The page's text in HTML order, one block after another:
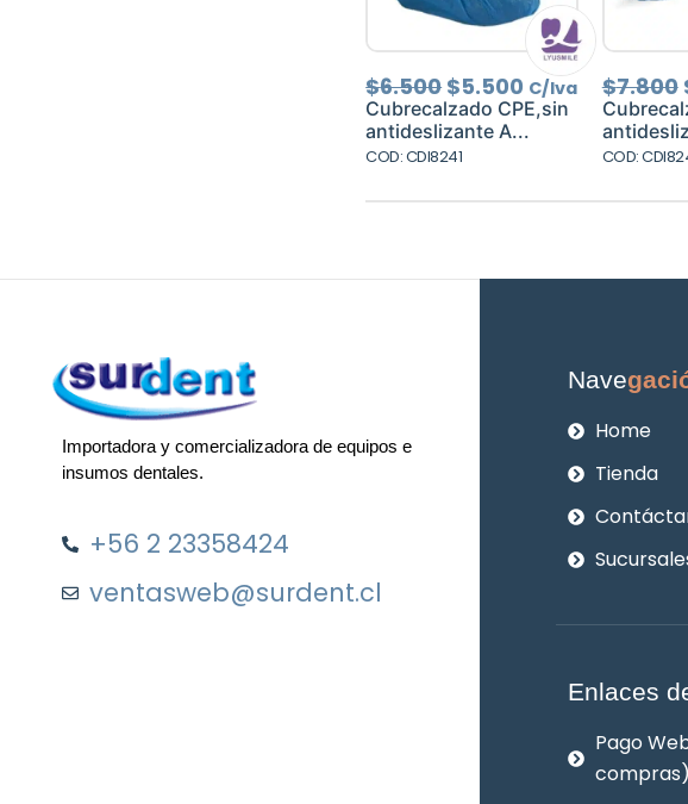
$6.500El
precio
original
era:
$6.500.
$5.500 El
precio
actual
$5.500.
C/Iva
Cubrecalzado CPE,sin
antideslizante A...
COD: CDI8241
$7.800
COD:
Importadora y comercializadora de equipos e
insumos dentales.
+56 2 23358424
ventasweb@surdent.cl
Nave
Home
Tienda
Enlaces
Pago
compras)